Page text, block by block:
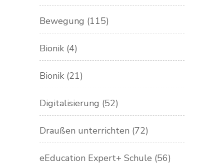
Bewegung (115)
Bionik (4)
Bionik (21)
Digitalisierung (52)
Draußen unterrichten (72)
eEducation Expert+ Schule (56)